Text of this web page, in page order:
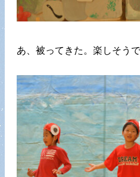
あ、被ってきた。楽しそうで